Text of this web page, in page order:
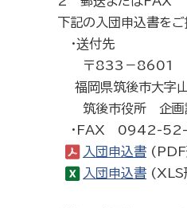
下記の入団申込書をご
・送付先
〒833－8601
福岡県筑後市大字
筑後市役所 企画
・FAX 0942-
入団申込書 (PDF
入団申込書 (XLS